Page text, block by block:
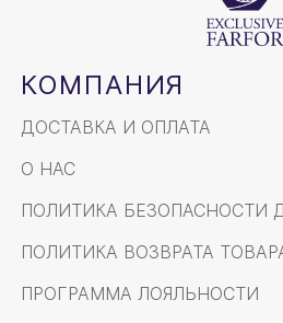
КОМПАНИЯ
ДОСТАВКА И ОПЛАТА
О НАС
ПОЛИТИКА БЕЗОПАСНОСТИ
ПОЛИТИКА ВОЗВРАТА
ПРОГРАММА ЛОЯЛЬНОСТИ